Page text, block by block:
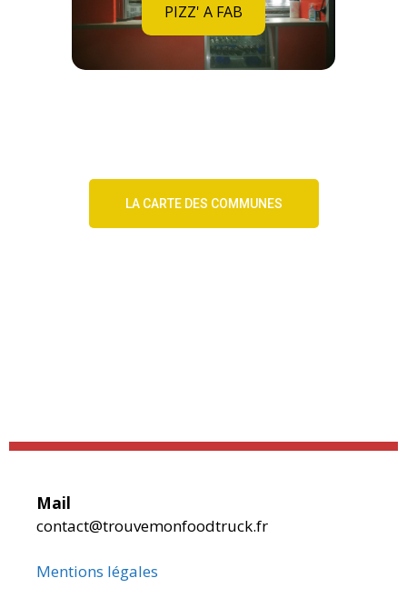
PIZZ' A FAB
LA CARTE DES COMMUNES
Mail
contact@trouvemonfoodtruck.fr
Mentions légales